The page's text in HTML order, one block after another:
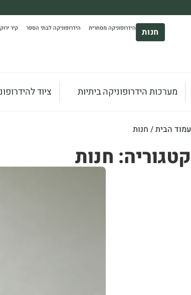
*בהתאם להגבלת גודל ומשקל
חנות הידרופוניקה מסחרית הידרופוניקה לבתי הספר קיר ירוק
מערכות הידרופוניקה ביתיות ציוד
עמוד הבית/ חנות
קטגוריה: חנות